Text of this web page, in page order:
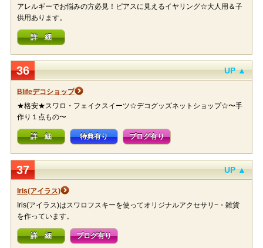
アレルギーでお悩みの方必見！ピアスに見えるイヤリング☆大人用＆子
供用あります。
詳 細
36 UP ▲
Blifeデコショップ
★格安★スワロ・フェイクスイーツ☆デコグッズネットショップ☆〜手
作り１点もの〜
詳 細 特典有り ブログ有り
37 UP ▲
Iris(アイラス)
Iris(アイラス)はスワロフスキーを使ってオリジナルアクセサリ−・雑貨
を作っています。
詳 細 ブログ有り